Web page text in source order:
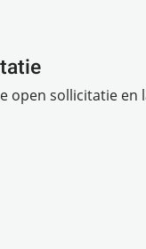
open sollicitatie en